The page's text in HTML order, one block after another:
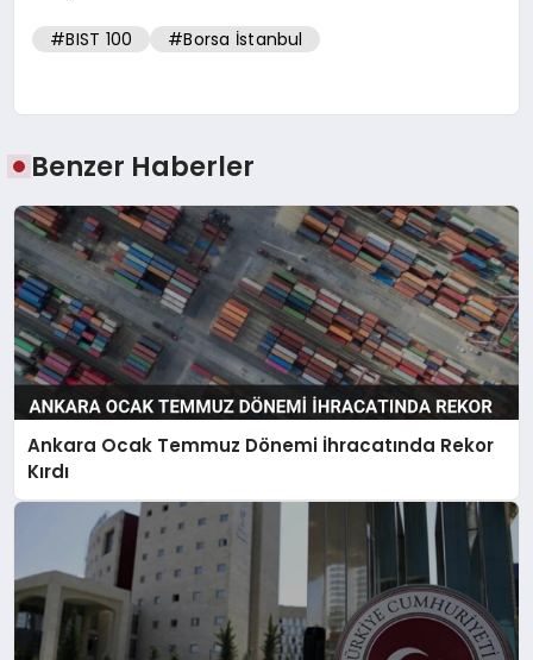
#BIST 100 #Borsa İstanbul
Benzer Haberler
Ankara Ocak Temmuz Dönemi İhracatında Rekor
Kırdı